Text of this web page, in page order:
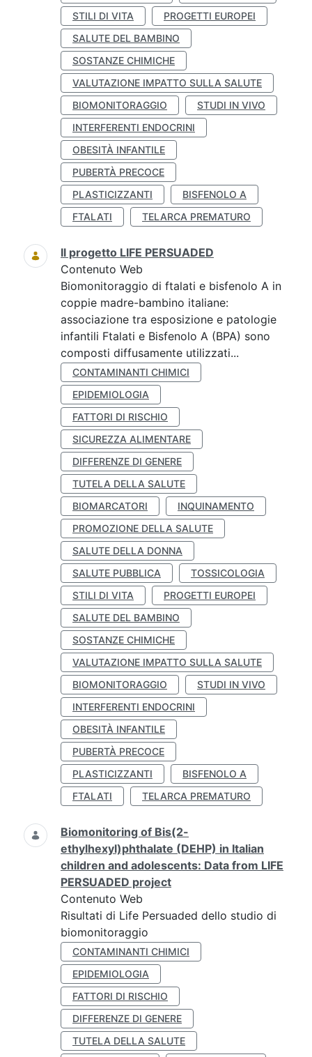
STILI DI VITA
PROGETTI EUROPEI
SALUTE DEL BAMBINO
SOSTANZE CHIMICHE
VALUTAZIONE IMPATTO SULLA SALUTE
BIOMONITORAGGIO
STUDI IN VIVO
INTERFERENTI ENDOCRINI
OBESITÀ INFANTILE
PUBERTÀ PRECOCE
PLASTICIZZANTI
BISFENOLO A
FTALATI
TELARCA PREMATURO
Il progetto LIFE PERSUADED
Contenuto Web
Biomonitoraggio di ftalati e bisfenolo A in
coppie madre-bambino italiane:
associazione tra esposizione e patologie
infantili Ftalati e Bisfenolo A (BPA) sono
composti diffusamente utilizzati...
CONTAMINANTI CHIMICI
EPIDEMIOLOGIA
FATTORI DI RISCHIO
SICUREZZA ALIMENTARE
DIFFERENZE DI GENERE
TUTELA DELLA SALUTE
BIOMARCATORI
INQUINAMENTO
PROMOZIONE DELLA SALUTE
SALUTE DELLA DONNA
SALUTE PUBBLICA
TOSSICOLOGIA
STILI DI VITA
PROGETTI EUROPEI
SALUTE DEL BAMBINO
SOSTANZE CHIMICHE
VALUTAZIONE IMPATTO SULLA SALUTE
BIOMONITORAGGIO
STUDI IN VIVO
INTERFERENTI ENDOCRINI
OBESITÀ INFANTILE
PUBERTÀ PRECOCE
PLASTICIZZANTI
BISFENOLO A
FTALATI
TELARCA PREMATURO
Biomonitoring of Bis(2-
ethylhexyl)phthalate (DEHP) in Italian
children and adolescents: Data from LIFE
PERSUADED project
Contenuto Web
Risultati di Life Persuaded dello studio di
biomonitoraggio
CONTAMINANTI CHIMICI
EPIDEMIOLOGIA
FATTORI DI RISCHIO
DIFFERENZE DI GENERE
TUTELA DELLA SALUTE